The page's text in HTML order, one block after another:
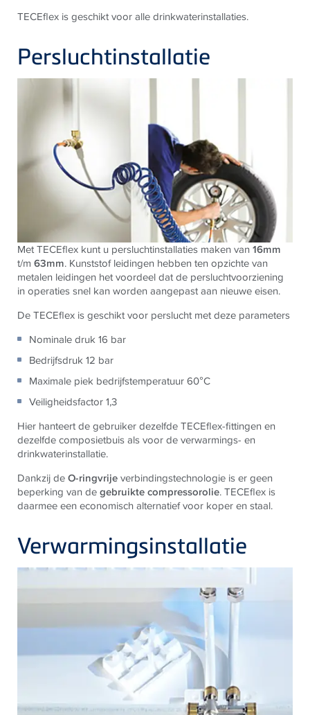
TECEflex is geschikt voor alle drinkwaterinstallaties.
Persluchtinstallatie
Met TECEflex kunt u persluchtinstallaties maken van16mm
t/m 63mm. Kunststof leidingen hebben ten opzichte van
metalen leidingen het voordeel dat de persluchtvoorziening
in operaties snel kan worden aangepast aan nieuwe eisen.
De TECEflex is geschikt voor perslucht met deze parameters
Nominale druk 16 bar
Bedrijfsdruk 12 bar
Maximale piek bedrijfstemperatuur 60°C
Veiligheidsfactor 1,3
Hier hanteert de gebruiker dezelfde TECEflex-fittingen en
dezelfde composietbuis als voor de verwarmings- en
drinkwaterinstallatie.
Dankzij deO-ringvrijeverbindingstechnologie is er geen
beperking van degebruikte compressorolie. TECEflex is
daarmee een economisch alternatief voor koper en staal.
Verwarmingsinstallatie